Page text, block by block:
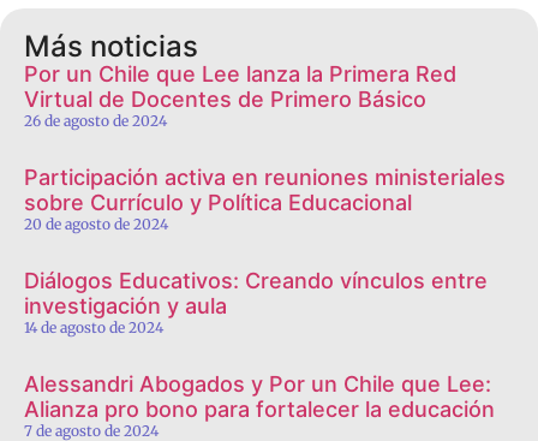
Más noticias
Por un Chile que Lee lanza la Primera Red
Virtual de Docentes de Primero Básico
26 de agosto de 2024
Participación activa en reuniones ministeriales
sobre Currículo y Política Educacional
20 de agosto de 2024
Diálogos Educativos: Creando vínculos entre
investigación y aula
14 de agosto de 2024
Alessandri Abogados y Por un Chile que Lee:
Alianza pro bono para fortalecer la educación
7 de agosto de 2024